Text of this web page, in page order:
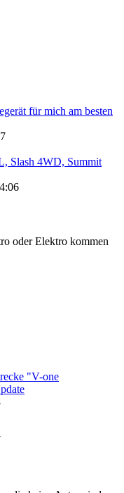
für mich am besten
Slash 4WD, Summit
oder Elektro kommen
"V-one